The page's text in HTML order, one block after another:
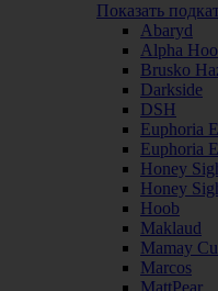
Показать
Abaryd
Alpha
Brusko
Darkside
DSH
Euphoria
Euphoria
Honey
Honey
Hoob
Maklaud
Mamay
Marcos
MattPear